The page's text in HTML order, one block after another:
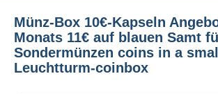
Münz-Box 10€-Kapseln
Monats 11€ auf blauen Samt
Sondermünzen coins in a small
Leuchtturm-coinbox